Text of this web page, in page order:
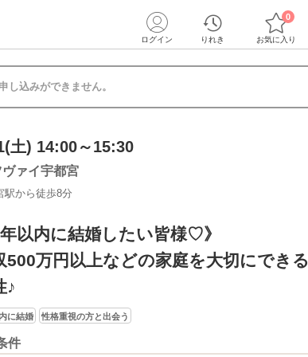
ログイン りれき お気に入り
0
し込みができません。
土) 14:00～15:30
ヴァイ宇都宮
駅から徒歩8分
年以内に結婚したい皆様♡》
500万円以上などの家庭を大切にできる
♪
に結婚 性格重視の方と出会う
件